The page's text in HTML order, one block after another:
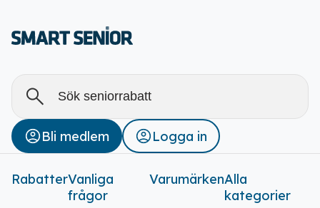
Alla
Rabatter (0)
Bli medlem Logga in
RabatterVanliga
frågor
VarumärkenAlla
kategorier